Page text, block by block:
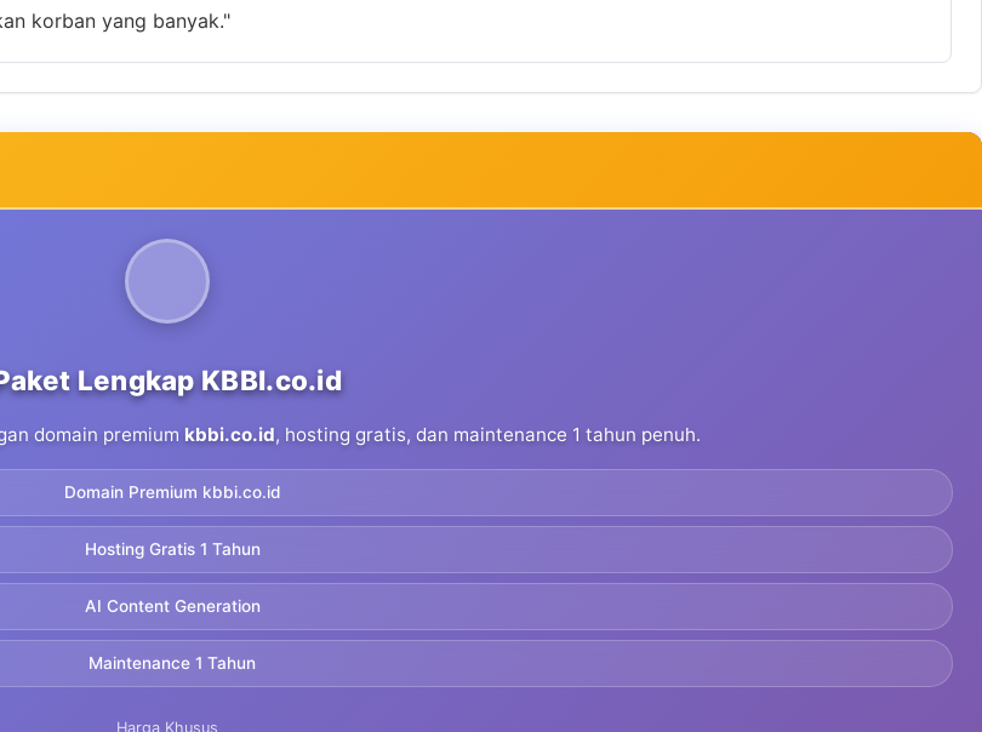
korban yang banyak."
Lengkap KBBI.co.id
domain premium kbbi.co.id, hosting gratis, dan maintenance 1 tahun penuh.
Domain Premium kbbi.co.id
Hosting Gratis 1 Tahun
AI Content Generation
Maintenance 1 Tahun
Harga Khusus